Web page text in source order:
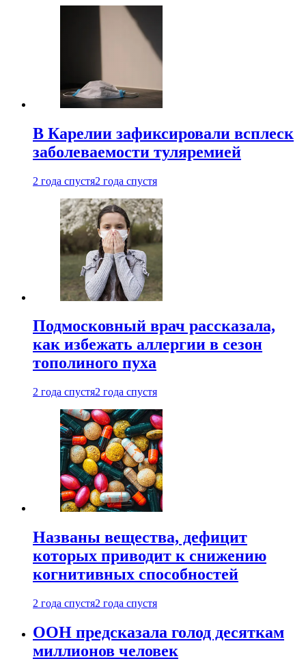
В Карелии зафиксировали всплеск
заболеваемости туляремией
2 года спустя2 года спустя
Подмосковный врач рассказала,
как избежать аллергии в сезон
тополиного пуха
2 года спустя2 года спустя
Названы вещества, дефицит
которых приводит к снижению
когнитивных способностей
2 года спустя2 года спустя
ООН предсказала голод десяткам
миллионов человек